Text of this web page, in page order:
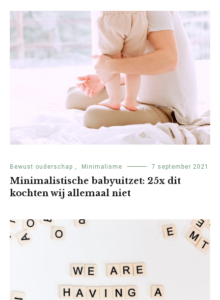
Bewust ouderschap , Minimalisme 7 september 2021
Minimalistische babyuitzet: 25x dit
kochten wij allemaal niet